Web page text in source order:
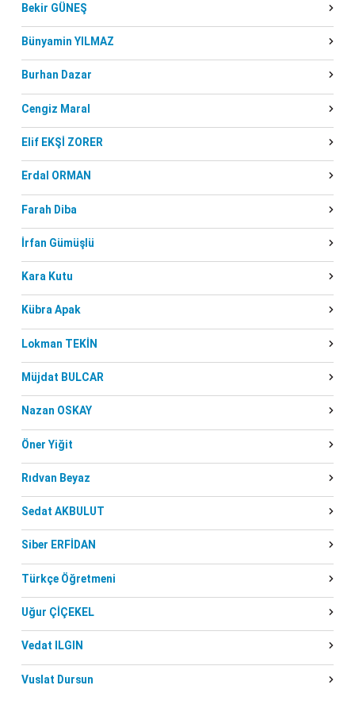
Bekir GÜNEŞ
Bünyamin YILMAZ
Burhan Dazar
Cengiz Maral
Elif EKŞİ ZORER
Erdal ORMAN
Farah Diba
İrfan Gümüşlü
Kara Kutu
Kübra Apak
Lokman TEKİN
Müjdat BULCAR
Nazan OSKAY
Öner Yiğit
Rıdvan Beyaz
Sedat AKBULUT
Siber ERFİDAN
Türkçe Öğretmeni
Uğur ÇİÇEKEL
Vedat ILGIN
Vuslat Dursun